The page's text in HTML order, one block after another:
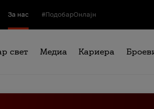
За нас #ПодобарОнлајн
свет Медиа Кариера